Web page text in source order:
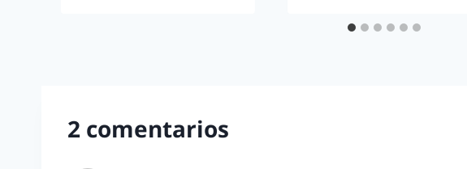
2 comentarios